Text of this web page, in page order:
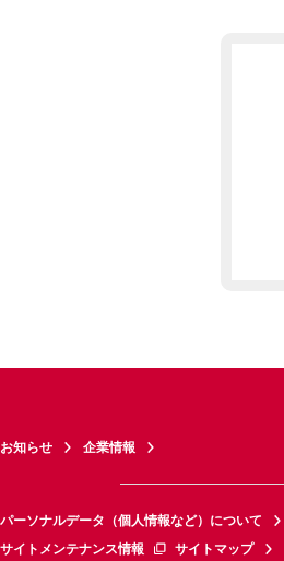
お知らせ 企業情報
パーソナルデータ（個人情報など）について
サイトメンテナンス情報
サイトマップ